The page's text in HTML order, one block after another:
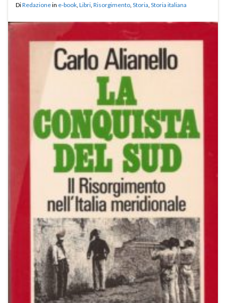
DiRedazionein e-book Libri Risorgimento Storia Storia italiana